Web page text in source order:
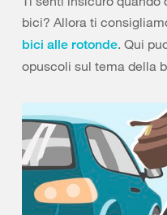
bici? Allora ti
bici alle rotonde. Qui
opuscoli sul tema della